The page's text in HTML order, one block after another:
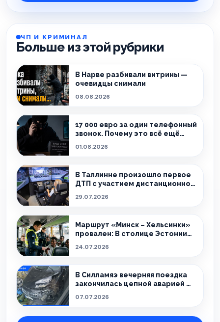
ЧП И КРИМИНАЛ
Больше из этой рубрики
В Нарве разбивали витрины —
очевидцы снимали
08.08.2026
17 000 евро за один телефонный
звонок. Почему это всё ещё
01.08.2026
В Таллинне произошло первое
ДТП с участием дистанционно
29.07.2026
Маршрут «Минск – Хельсинки»
провален: В столице Эстонии
24.07.2026
В Силламяэ вечерняя поездка
закончилась цепной аварией —
07.07.2026